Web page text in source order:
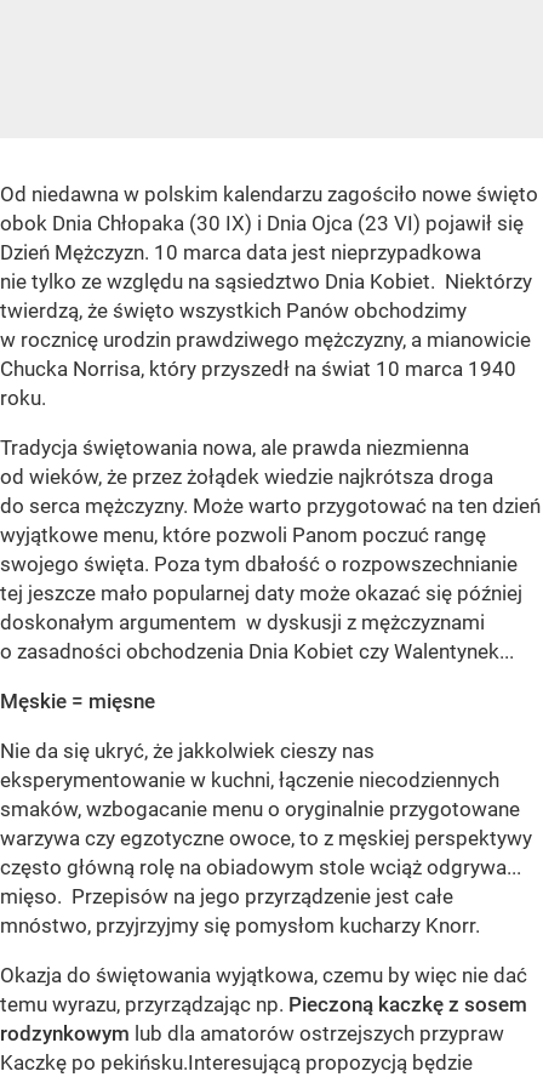
Od niedawna w polskim kalendarzu zagościło nowe święto
obok Dnia Chłopaka (30 IX) i Dnia Ojca (23 VI) pojawił się
Dzień Mężczyzn. 10 marca data jest nieprzypadkowa
nie tylko ze względu na sąsiedztwo Dnia Kobiet. Niektórzy
twierdzą, że święto wszystkich Panów obchodzimy
w rocznicę urodzin prawdziwego mężczyzny, a mianowicie
Chucka Norrisa, który przyszedł na świat 10 marca 1940
roku.
Tradycja świętowania nowa, ale prawda niezmienna
od wieków, że przez żołądek wiedzie najkrótsza droga
do serca mężczyzny. Może warto przygotować na ten dzień
wyjątkowe menu, które pozwoli Panom poczuć rangę
swojego święta. Poza tym dbałość o rozpowszechnianie
tej jeszcze mało popularnej daty może okazać się później
doskonałym argumentem w dyskusji z mężczyznami
o zasadności obchodzenia Dnia Kobiet czy Walentynek...
Męskie = mięsne
Nie da się ukryć, że jakkolwiek cieszy nas
eksperymentowanie w kuchni, łączenie niecodziennych
smaków, wzbogacanie menu o oryginalnie przygotowane
warzywa czy egzotyczne owoce, to z męskiej perspektywy
często główną rolę na obiadowym stole wciąż odgrywa...
mięso. Przepisów na jego przyrządzenie jest całe
mnóstwo, przyjrzyjmy się pomysłom kucharzy Knorr.
Okazja do świętowania wyjątkowa, czemu by więc nie dać
temu wyrazu, przyrządzając np. Pieczoną kaczkę z sosem
rodzynkowym lub dla amatorów ostrzejszych przypraw
Kaczkę po pekińsku.Interesującą propozycją będzie